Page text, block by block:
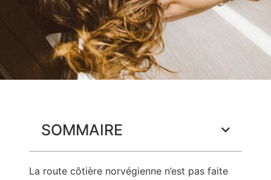
SOMMAIRE
La route côtière norvégienne n’est pas faite